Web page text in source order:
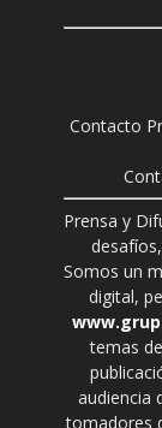
Contacto
Prensa y
Somos un
digital,
temas
audiencia
tomadores